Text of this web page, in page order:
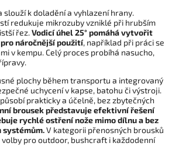
slouží k doladění a vyhlazení hrany.
redukuje mikrozuby vzniklé při hrubším
řez.Vodicí úhel 25° pomáhá vytvořit
náročnější použití, například při práci se
v kempu. Celý proces probíhá nasucho,
plochy během transportu a integrovaný
uchycení v kapse, batohu či výstroji.
prakticky a účelně, bez zbytečných
brousek představuje efektivní řešení
rychlé ostření nože mimo dílnu a bez
V kategorii přenosných brousků
pro outdoor, bushcraft i každodenní